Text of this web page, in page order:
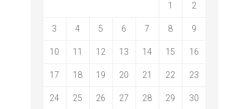
1 2
3 4 5 6 7 8 9
10 11 12 13 14 15 16
17 18 19 20 21 22 23
24 25 26 27 28 29 30